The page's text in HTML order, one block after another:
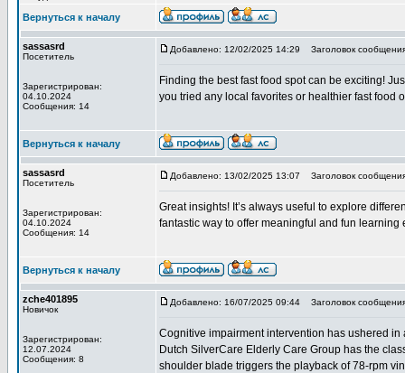
Вернуться к началу
sassasrd
Посетитель
Зарегистрирован:
04.10.2024
Сообщения: 14
Добавлено: 12/02/2025 14:29 Заголовок
Finding the best fast food spot can be exciting!
you tried any local favorites or healthier fast food
Вернуться к началу
sassasrd
Посетитель
Зарегистрирован:
04.10.2024
Сообщения: 14
Добавлено: 13/02/2025 13:07 Заголовок
Great insights! It’s always useful to explore
fantastic way to offer meaningful and fun learning
Вернуться к началу
zche401895
Новичок
Зарегистрирован:
12.07.2024
Сообщения: 8
Добавлено: 16/07/2025 09:44 Заголовок
Cognitive impairment intervention has ushered
Dutch SilverCare Elderly Care Group has the
shoulder blade triggers the playback of 78-rpm